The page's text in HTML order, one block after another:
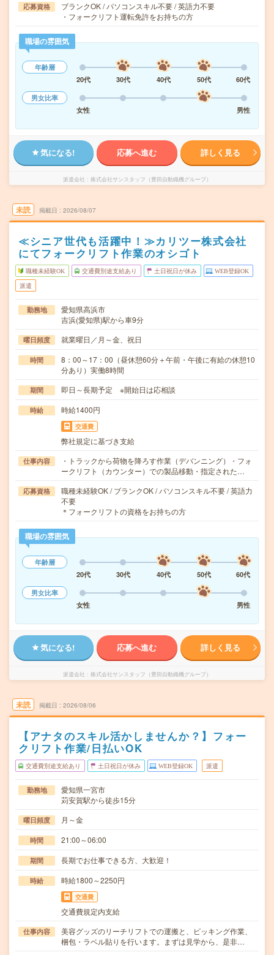
応募資格
ブランクOK / パソコンスキル不要 / 英語力不要
・フォークリフト運転免許をお持ちの方
職場の雰囲気
年齢層
20代
30代 40代 50代
60代
男女比率
女性
男性
気になる! 応募へ進む 詳しく見る
派遣会社 株式会社サンスタッフ（豊田自動織機グループ）
未読 掲載日 2026/08/07
≪シニア世代も活躍中！≫カリツー株式会社
にてフォークリフト作業のオシゴト
職種未経験OK 交通費別途支給あり 土日祝日が休み WEB登録OK
派遣
勤務地
愛知県高浜市
吉浜(愛知県)駅から車9分
曜日頻度 就業曜日／月～金、祝日
時間
8：00～17：00（昼休憩60分＋午前・午後に有給の休憩10
分あり）実働8時間
期間 即日～長期予定 ※開始日は応相談
時給 時給1400円
交通費
弊社規定に基づき支給
仕事内容
・トラックから荷物を降ろす作業（デバンニング）・フォ
ークリフト（カウンター）での製品移動・指定された…
応募資格
職種未経験OK / ブランクOK / パソコンスキル不要 / 英語力
不要
＊フォークリフトの資格をお持ちの方
職場の雰囲気
年齢層
20代
30代 40代 50代
60代
男女比率
女性
男性
気になる! 応募へ進む 詳しく見る
派遣会社 株式会社サンスタッフ（豊田自動織機グループ）
未読 掲載日 2026/08/06
【アナタのスキル活かしませんか？】フォー
クリフト作業/日払いOK
交通費別途支給あり 土日祝日が休み WEB登録OK 派遣
勤務地
愛知県一宮市
苅安賀駅から徒歩15分
曜日頻度 月～金
時間 21:00～06:00
期間 長期でお仕事できる方、大歓迎！
時給 時給1800～2250円
交通費
交通費規定内支給
仕事内容
美容グッズのリーチリフトでの運搬と、ピッキング作業、
梱包・ラベル貼りを行います。まずは見学から、是非…